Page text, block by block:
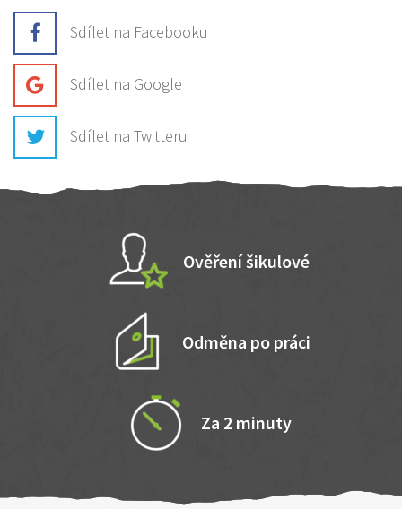
Sdílet na Facebooku
Sdílet na Google
Sdílet na Twitteru
Ověření šikulové
Odměna po práci
Za 2 minuty